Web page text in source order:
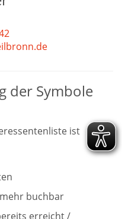
der Symbole
ist
buchbar
erreicht /